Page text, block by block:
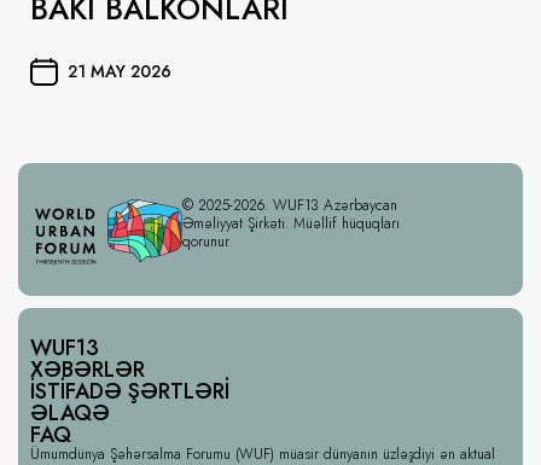
21 MAY 2026
© 2025-2026. WUF13 Azərbaycan
Əməliyyat Şirkəti. Müəllif hüquqları
qorunur.
WUF13
XƏBƏRLƏR
İSTIFADƏ ŞƏRTLƏRI
ƏLAQƏ
FAQ
Ümumdünya Şəhərsalma Forumu (WUF) müasir dünyanın üzləşdiyi ən aktual